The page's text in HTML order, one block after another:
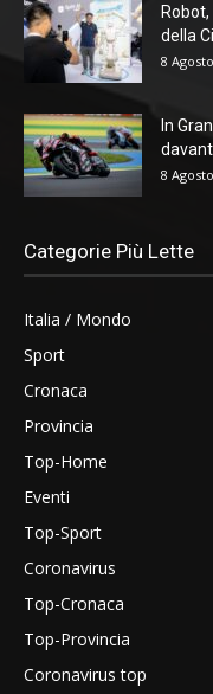
della
8
In
davanti
8
Categorie Più Lette
Italia / Mondo
Sport
Cronaca
Provincia
Top-Home
Eventi
Top-Sport
Coronavirus
Top-Cronaca
Top-Provincia
Coronavirus top